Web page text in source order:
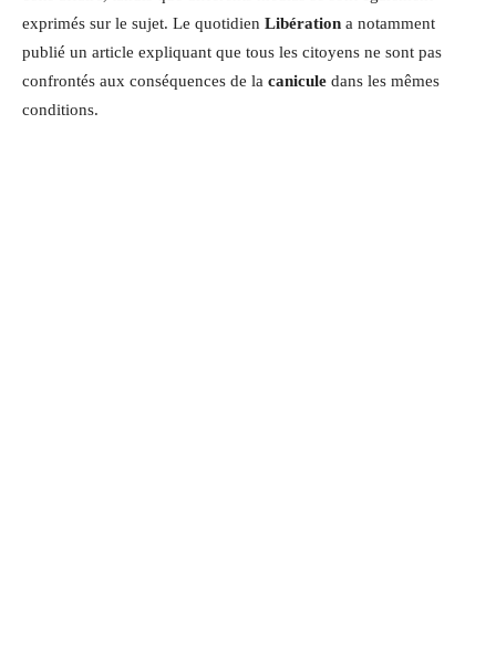
exprimés sur le sujet. Le quotidien Libération a notamment
publié un article expliquant que tous les citoyens ne sont pas
confrontés aux conséquences de la canicule dans les mêmes
conditions.